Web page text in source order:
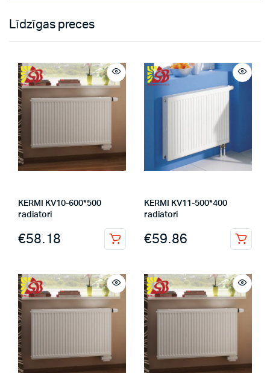
Līdzīgas preces
KERMI KV10-600*500
radiatori
€58.18
KERMI KV11-500*400
radiatori
€59.86